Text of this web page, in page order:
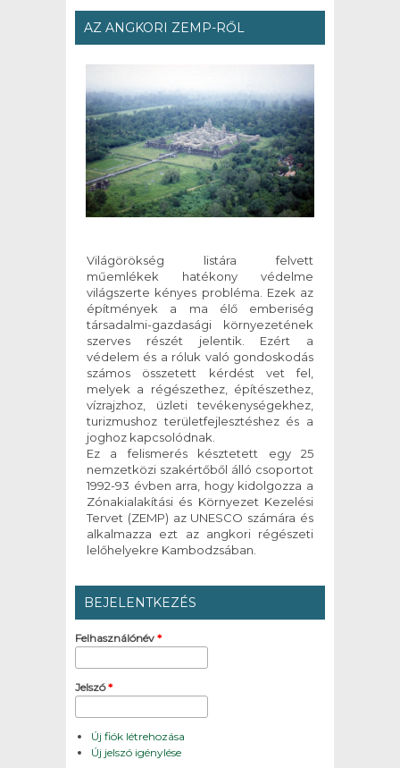
AZ ANGKORI ZEMP-RŐL
Világörökség listára felvett
műemlékek hatékony védelme
világszerte kényes probléma. Ezek az
építmények a ma élő emberiség
társadalmi-gazdasági környezetének
szerves részét jelentik. Ezért a
védelem és a róluk való gondoskodás
számos összetett kérdést vet fel,
melyek a régészethez, építészethez,
vízrajzhoz, üzleti tevékenységekhez,
turizmushoz területfejlesztéshez és a
joghoz kapcsolódnak.
Ez a felismerés késztetett egy 25
nemzetközi szakértőből álló csoportot
1992-93 évben arra, hogy kidolgozza a
Zónakialakítási és Környezet Kezelési
Tervet (ZEMP) az UNESCO számára és
alkalmazza ezt az angkori régészeti
lelőhelyekre Kambodzsában.
BEJELENTKEZÉS
Felhasználónév *
Jelszó*
Új fiók létrehozása
Új jelszó igénylése